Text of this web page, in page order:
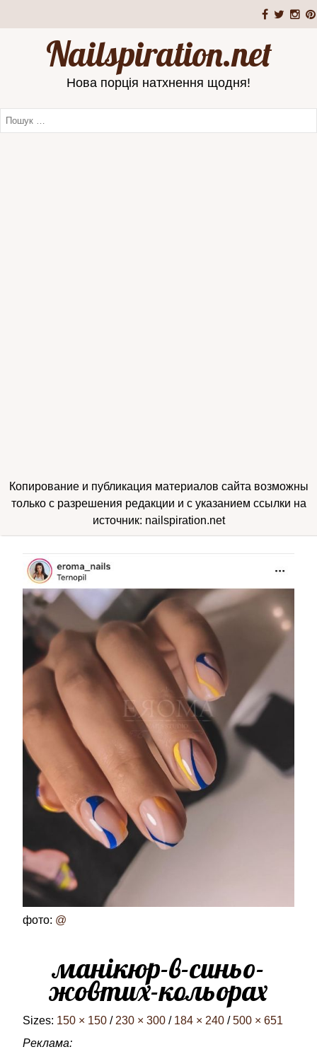
Nailspiration.net
Нова порція натхнення щодня!
Копирование и публикация материалов сайта возможны
только с разрешения редакции и с указанием ссылки на
источник: nailspiration.net
фото: @
манікюр-в-синьо-
жовтих-кольорах
Sizes: 150 × 150 / 230 × 300 / 184 × 240 / 500 × 651
Реклама: